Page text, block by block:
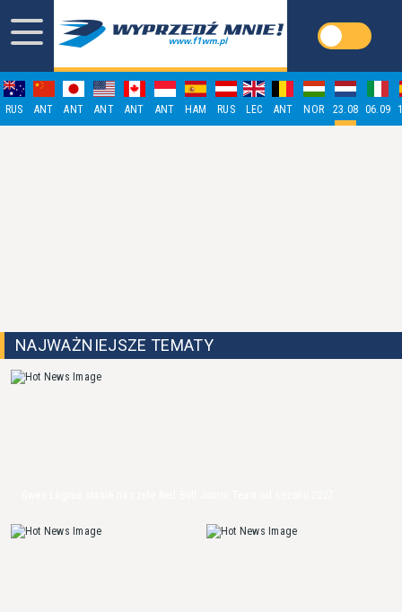
RUS ANT ANT ANT ANT ANT HAM RUS LEC ANT NOR 23.08 06.09
NAJWAŻNIEJSZE TEMATY